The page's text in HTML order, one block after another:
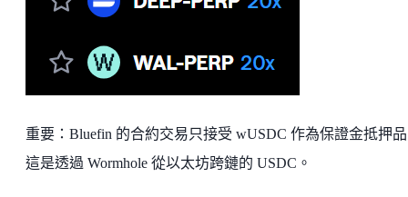
重要：Bluefin 的合約交易只接受 wUSDC 作為保證金抵押
這是透過 Wormhole 從以太坊跨鏈的 USDC。